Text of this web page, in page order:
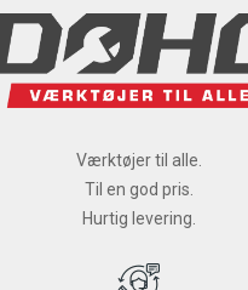
Værktøjer til alle.
Til en god pris.
Hurtig levering.